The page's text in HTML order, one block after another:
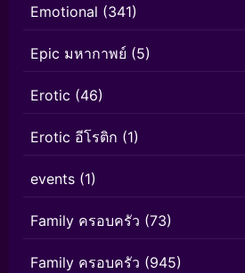
Emotional (341)
Epic มหากาพย์ (5)
Erotic (46)
Erotic อีโรติก (1)
events (1)
Family ครอบครัว (73)
Family ครอบครัว (945)